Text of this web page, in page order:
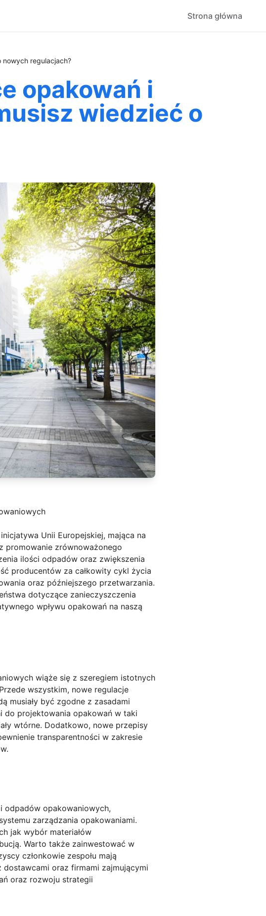
Strona główna
nowych regulacjach?
opakowań i
wiedzieć o
Unii Europejskiej, mająca na
promowanie zrównoważonego
ilości odpadów oraz zwiększenia
producentów za całkowity cykl życia
oraz późniejszego przetwarzania.
dotyczące zanieczyszczenia
wpływu opakowań na naszą
wiąże się z szeregiem istotnych
wszystkim, nowe regulacje
musiały być zgodne z zasadami
do projektowania opakowań w taki
wtórne. Dodatkowo, nowe przepisy
transparentności w zakresie
odpadów opakowaniowych,
zarządzania opakowaniami.
jak wybór materiałów
Warto także zainwestować w
członkowie zespołu mają
oraz firmami zajmującymi
oraz rozwoju strategii